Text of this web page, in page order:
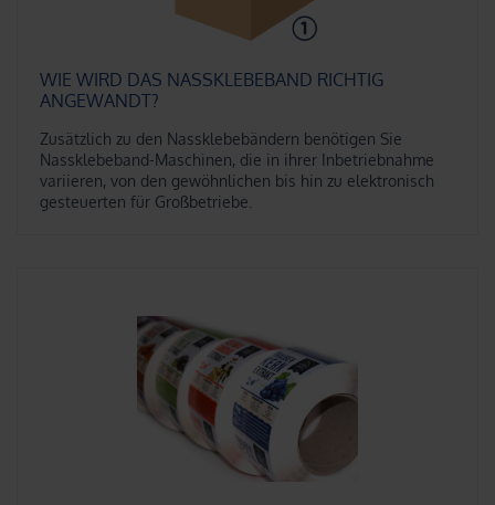
WIE WIRD DAS NASSKLEBEBAND RICHTIG
ANGEWANDT?
Zusätzlich zu den Nassklebebändern benötigen Sie
Nassklebeband-Maschinen, die in ihrer Inbetriebnahme
variieren, von den gewöhnlichen bis hin zu elektronisch
gesteuerten für Großbetriebe.